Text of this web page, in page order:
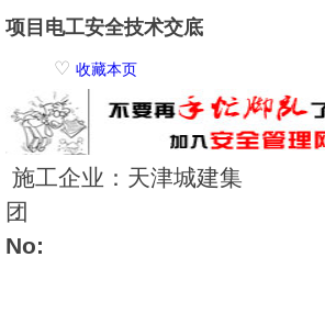
项目电工安全技术交底
♡ 收藏本页
施工企业：天津城建集
团
No: